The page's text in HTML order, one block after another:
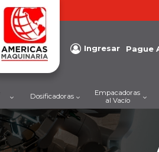
Ingresar Pague
Dosificadoras
Empacadoras
al Vacío